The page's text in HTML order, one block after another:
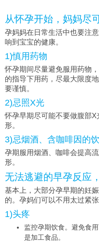
从怀孕开始，妈妈尽
孕妈妈在日常生活中也要注
响到宝宝的健康。
1)慎用药物
怀孕期间尽量避免服用药物
的指导下用药，尽最大限度
要谨慎。
2)忌照X光
怀孕早期尽可能不要做腹部
形。
3)忌烟酒、含咖啡因的
孕期服用烟酒、咖啡会提高
形。
无法逃避的早孕反应
基本上，大部分孕早期的妊
的。孕妈们可以不用太过紧
1)头疼
监控孕期饮食。避免食
是加工食品。